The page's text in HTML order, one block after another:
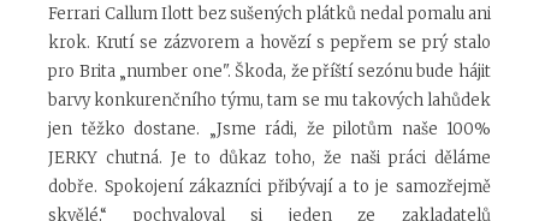
Ferrari Callum Ilott bez sušených plátků nedal pomalu ani
krok. Krutí se zázvorem a hovězí s pepřem se prý stalo
pro Brita „number one". Škoda, že příští sezónu bude hájit
barvy konkurenčního týmu, tam se mu takových lahůdek
jen těžko dostane. „Jsme rádi, že pilotům naše 100%
JERKY chutná. Je to důkaz toho, že naši práci děláme
dobře. Spokojení zákazníci přibývají a to je samozřejmě
skvělé,“ pochvaloval si jeden ze zakladatelů